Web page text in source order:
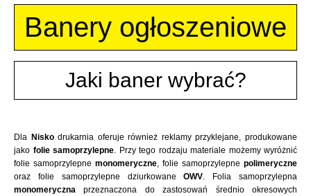
Banery ogłoszeniowe
Jaki baner wybrać?
Dla Niskodrukarnia oferuje również reklamy przyklejane, produkowane
jako folie samoprzylepne. Przy tego rodzaju materiale możemy wyróżnić
folie samoprzylepne monomeryczne, folie samoprzylepne polimeryczne
oraz folie samoprzylepne dziurkowaneOWV. Folia samoprzylepna
monomeryczna przeznaczona do zastosowań średnio okresowych